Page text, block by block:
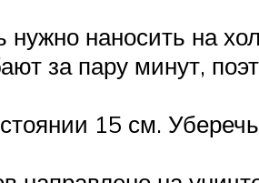
наносить на
за пару минут,
15 см.